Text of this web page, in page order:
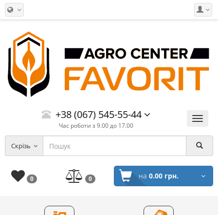
Меню
+38 (067) 545-55-44
Час роботи з 9.00 до 17.00
Скрізь
0 0 на 0.00 грн.